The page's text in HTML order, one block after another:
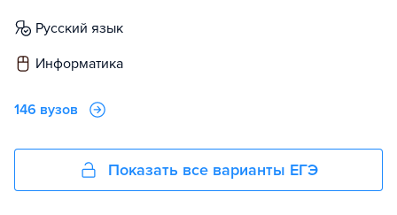
русский язык
информатика
146 вузов
Показать все варианты ЕГЭ